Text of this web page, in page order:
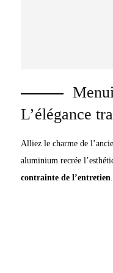
L’élégance
Alliez le charme de
aluminium recrée
contrainte de l’entretien